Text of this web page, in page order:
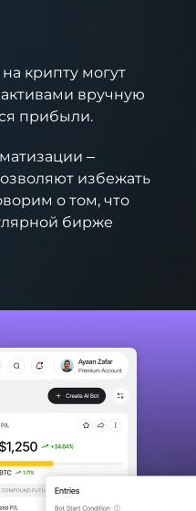
крипту могут
вручную
прибыли.
–
избежать
о том, что
бирже